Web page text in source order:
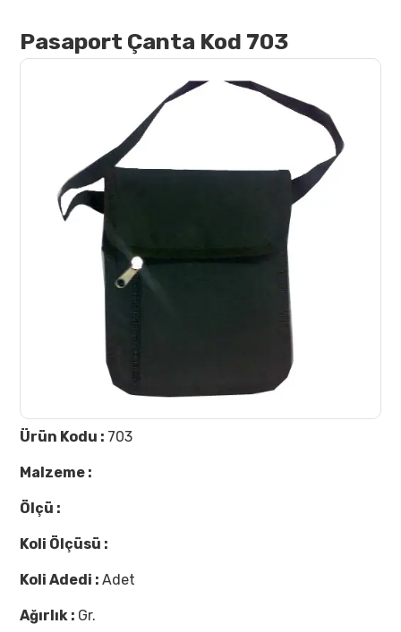
İletişim
Pasaport Çanta Kod 703
Ürün Kodu : 703
Malzeme :
Ölçü :
Koli Ölçüsü :
Koli Adedi : Adet
Ağırlık : Gr.